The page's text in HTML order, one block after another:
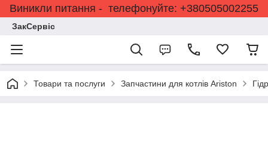
Виникли питання - телефонуйте: +380505002255
ЗакСервіс
Товари та послуги Запчастини для котлів Ariston